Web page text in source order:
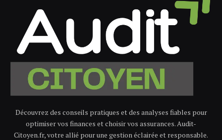
Découvrez des conseils pratiques et des analyses fiables pour
optimiser vos finances et choisir vos assurances. Audit-
Citoyen.fr, votre allié pour une gestion éclairée et responsable.